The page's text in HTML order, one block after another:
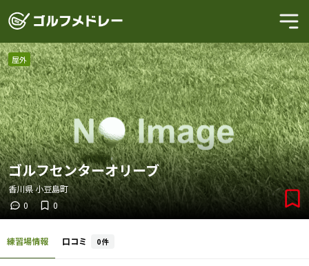
屋外
ゴルフセンターオリーブ
香川県小豆島町
0
0
練習場情報 口コミ 0件